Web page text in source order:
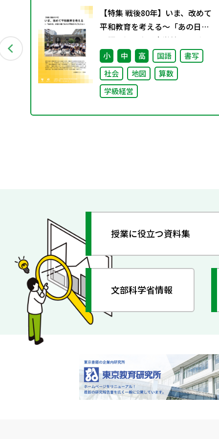
【特集 戦後80年】いま、改めて
平和教育を考える〜「あの日」
を語り継ぐ本川小学校の子ども
たち〜
小 中 高 国語
書写
社会
地図
算数
学級経営
授業に役立つ資料集
文部科学省情報